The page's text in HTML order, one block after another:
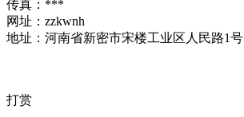
传真：***
网址：zzkwnh
地址：河南省新密市宋楼工业区人民路1号
打赏